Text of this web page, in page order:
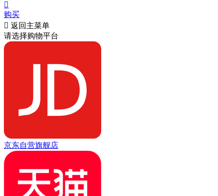

购买
 返回主菜单
请选择购物平台
京东自营旗舰店